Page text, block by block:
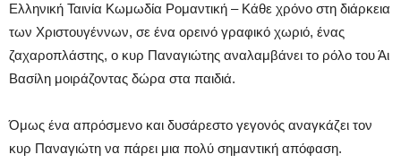
Ελληνική Ταινία Κωμωδία Ρομαντική – Κάθε χρόνο στη διάρκεια
των Χριστουγέννων, σε ένα ορεινό γραφικό χωριό, ένας
ζαχαροπλάστης, ο κυρ Παναγιώτης αναλαμβάνει το ρόλο του Άι
Βασίλη μοιράζοντας δώρα στα παιδιά.
Όμως ένα απρόσμενο και δυσάρεστο γεγονός αναγκάζει τον
κυρ Παναγιώτη να πάρει μια πολύ σημαντική απόφαση.